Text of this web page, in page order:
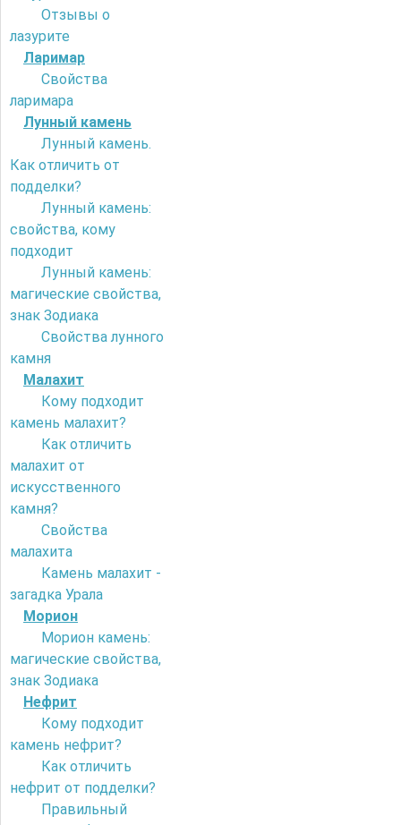
Отзывы о
лазурите
Ларимар
Свойства
ларимара
Лунный камень
Лунный камень.
Как отличить от
подделки?
Лунный камень:
свойства, кому
подходит
Лунный камень:
магические свойства,
знак Зодиака
Свойства лунного
камня
Малахит
Кому подходит
камень малахит?
Как отличить
малахит от
искусственного
камня?
Свойства
малахита
Камень малахит -
загадка Урала
Морион
Морион камень:
магические свойства,
знак Зодиака
Нефрит
Кому подходит
камень нефрит?
Как отличить
нефрит от подделки?
Правильный